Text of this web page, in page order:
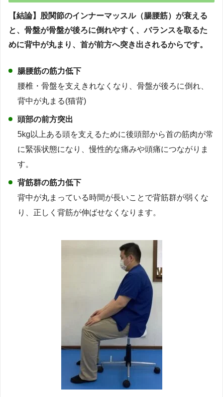
【結論】股関節のインナーマッスル（腸腰筋）が衰える
と、骨盤が骨盤が後ろに倒れやすく、バランスを取るた
めに背中が丸まり、首が前方へ突き出されるからです。
腸腰筋の筋力低下
腰椎・骨盤を支えきれなくなり、骨盤が後ろに倒れ、
背中が丸まる(猫背)
頭部の前方突出
5kg以上ある頭を支えるために後頭部から首の筋肉が常
に緊張状態になり、慢性的な痛みや頭痛につながりま
す。
背筋群の筋力低下
背中が丸まっている時間が長いことで背筋群が弱くな
り、正しく背筋が伸ばせなくなります。